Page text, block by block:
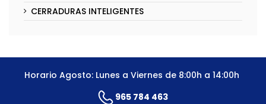
CERRADURAS INTELIGENTES
Horario Agosto: Lunes a Viernes de 8:00h a 14:00h
965 784 463